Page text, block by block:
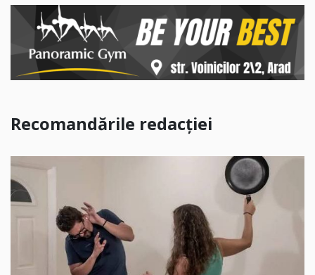
Recomandările redacției